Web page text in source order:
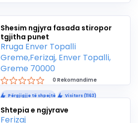
Shesim ngjyra fasada stiropor
tgjitha punet
Rruga Enver Topalli
Greme,Ferizaj, Enver Topalli,
Greme 70000
0 Rekomandime
Përgjigjje të shpejtë Visitors (1163)
Shtepia e ngjyrave
Ferizaj